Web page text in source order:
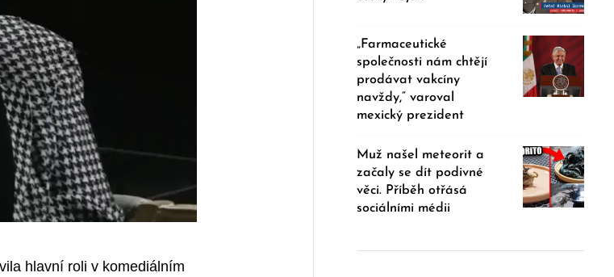
hlavní roli v komediálním
„Farmaceutické
společnosti nám chtějí
prodávat vakcíny
navždy,“ varoval
mexický prezident
Muž našel meteorit a
začaly se dít podivné
věci. Příběh otřásá
sociálními médii